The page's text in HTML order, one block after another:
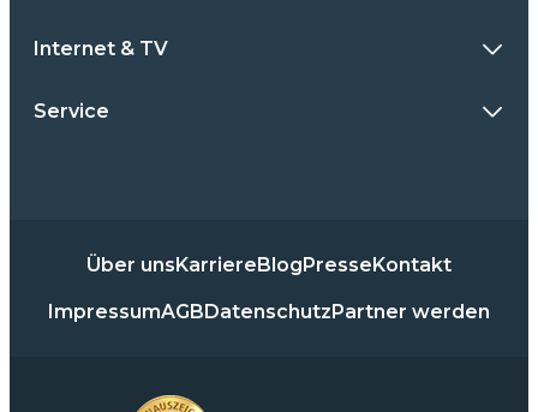
Internet & TV
Service
Über unsKarriereBlogPresseKontakt
ImpressumAGBDatenschutzPartner werden